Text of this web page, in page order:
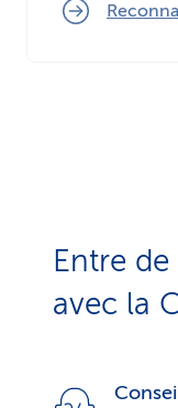
Entre
avec la